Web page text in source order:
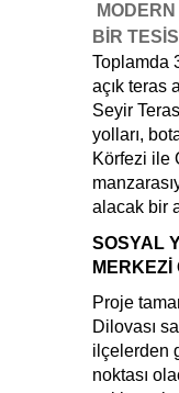
BİR TESİS
Toplamda
açık teras
Seyir
yolları,
Körfezi ile
alacak bir
SOSYAL
Proje
Dilovası
ilçelerden
noktası